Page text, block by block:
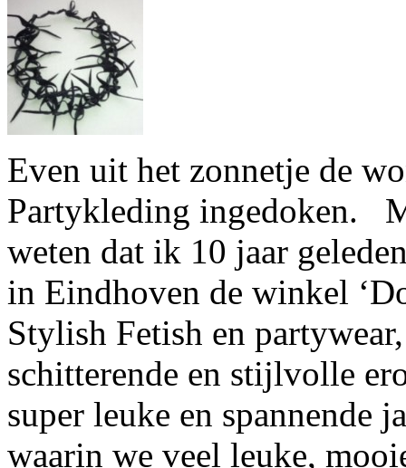
Even uit het zonnetje de
Partykleding ingedoken.
weten dat ik 10 jaar
in Eindhoven de winkel
Stylish Fetish en
schitterende en stijlvolle
super leuke en spannende
waarin we veel leuke,